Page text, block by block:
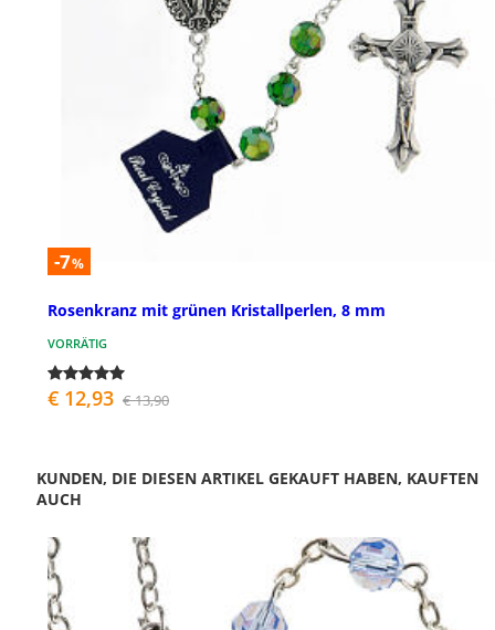
-7%
Rosenkranz mit grünen Kristallperlen, 8 mm
VORRÄTIG
€ 12,93 € 13,90
KUNDEN, DIE DIESEN ARTIKEL GEKAUFT HABEN, KAUFTEN
AUCH